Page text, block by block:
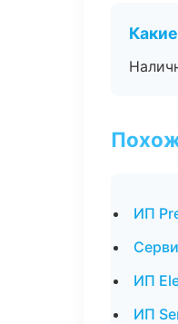
ИП
ИП
ИП